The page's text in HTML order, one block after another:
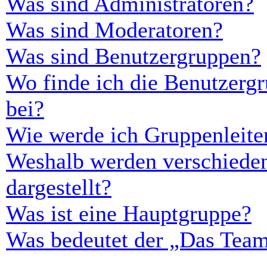
Was sind Moderatoren?
Was sind Benutzergruppen?
Wo finde ich die
bei?
Wie werde ich
Weshalb werden
dargestellt?
Was ist eine Hauptgruppe?
Was bedeutet der „Das